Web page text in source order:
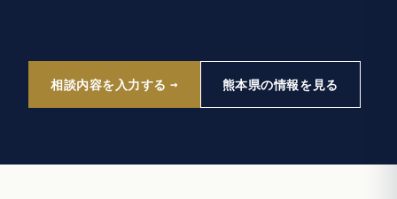
相談内容を入力する 熊本県の情報を見る